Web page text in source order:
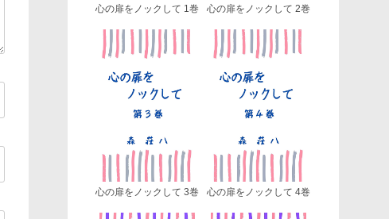
心の扉をノックして 1巻 心の扉をノックして 2巻
心の扉をノックして 3巻 心の扉をノックして 4巻